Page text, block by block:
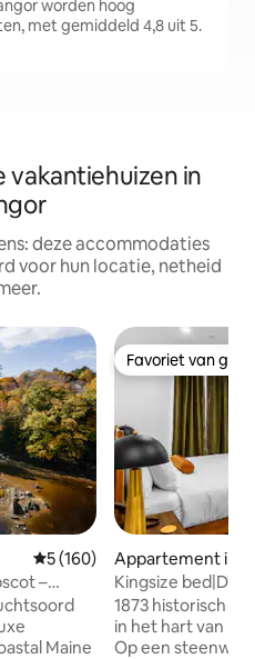
worden hoog
met gemiddeld 4,8 uit 5.
vakantiehuizen in
deze accommodaties
voor hun locatie, netheid
Gemiddelde beoordeling
5 (160)
–
Maine
Favoriet van
Favoriet van
Appartement in
Kingsize
Wifi|50"Roku
1873 historisch
in het hart van
Op een